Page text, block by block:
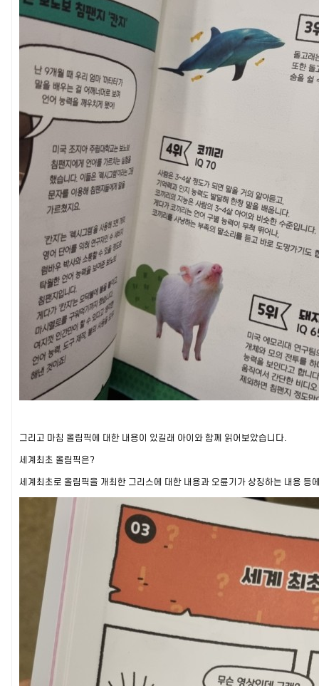
그리고 마침 올림픽에 대한 내용이 있길래 아이와 함께 읽어보았습니다.
세계최초 올림픽은?
세계최초로 올림픽을 개최한 그리스에 대한 내용과 오륜기가 상징하는 내용 등